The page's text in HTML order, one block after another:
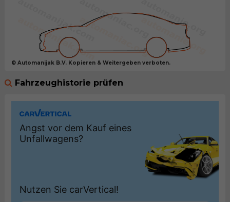
© Automanijak B.V. Kopieren & Weitergeben verboten.
Fahrzeughistorie prüfen